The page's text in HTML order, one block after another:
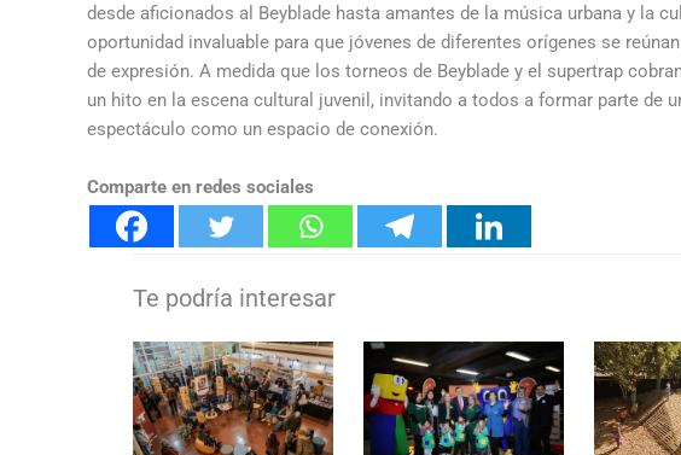
desde aficionados al Beyblade hasta amantes de la música urbana y la
oportunidad invaluable para que jóvenes de diferentes orígenes se
de expresión. A medida que los torneos de Beyblade y el supertrap
un hito en la escena cultural juvenil, invitando a todos a formar parte de
espectáculo como un espacio de conexión.
Comparte en redes sociales